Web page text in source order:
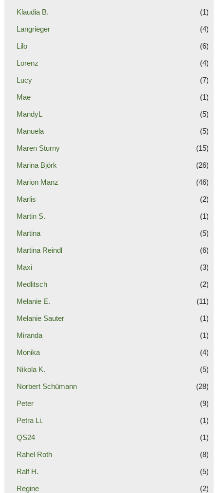
Klaudia B. (1)
Langrieger (4)
Lilo (6)
Lorenz (4)
Lucy (7)
Mae (1)
MandyL (5)
Manuela (5)
Maren Sturny (15)
Marina Björk (26)
Marion Manz (46)
Marlis (2)
Martin S. (1)
Martina (5)
Martina Reindl (6)
Maxi (3)
Medlitsch (2)
Melanie E. (11)
Melanie Sauter (1)
Miranda (1)
Monika (4)
Nikola K. (5)
Norbert Schümann (28)
Peter (9)
Petra Li. (1)
QS24 (1)
Rahel Roth (8)
Ralf H. (5)
Regine (2)